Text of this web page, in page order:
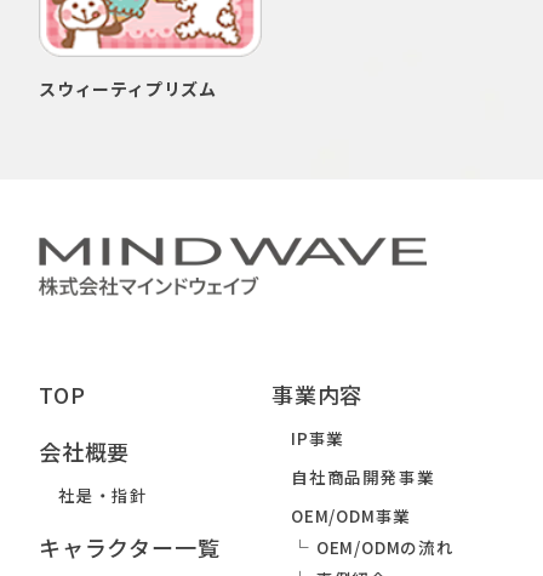
スウィーティプリズム
TOP
会社概要
社是・指針
キャラクター一覧
事業内容
IP事業
自社商品開発事業
OEM/ODM事業
OEM/ODMの流れ